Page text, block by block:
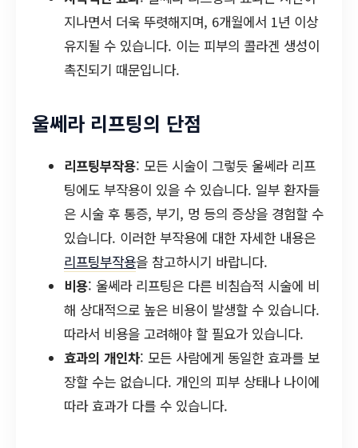
지나면서 더욱 뚜렷해지며, 6개월에서 1년 이상
유지될 수 있습니다. 이는 피부의 콜라겐 생성이
촉진되기 때문입니다.
울쎄라 리프팅의 단점
리프팅부작용: 모든 시술이 그렇듯 울쎄라 리프
팅에도 부작용이 있을 수 있습니다. 일부 환자들
은 시술 후 통증, 부기, 멍 등의 증상을 경험할 수
있습니다. 이러한 부작용에 대한 자세한 내용은
리프팅부작용을 참고하시기 바랍니다.
비용: 울쎄라 리프팅은 다른 비침습적 시술에 비
해 상대적으로 높은 비용이 발생할 수 있습니다.
따라서 비용을 고려해야 할 필요가 있습니다.
효과의 개인차: 모든 사람에게 동일한 효과를 보
장할 수는 없습니다. 개인의 피부 상태나 나이에
따라 효과가 다를 수 있습니다.